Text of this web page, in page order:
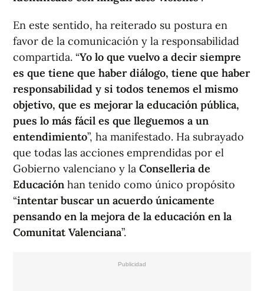
En este sentido, ha reiterado su postura en
favor de la comunicación y la responsabilidad
compartida. “Yo lo que vuelvo a decir siempre
es que tiene que haber diálogo, tiene que haber
responsabilidad y si todos tenemos el mismo
objetivo, que es mejorar la educación pública,
pues lo más fácil es que lleguemos a un
entendimiento”, ha manifestado. Ha subrayado
que todas las acciones emprendidas por el
Gobierno valenciano y la Conselleria de
Educación han tenido como único propósito
“intentar buscar un acuerdo únicamente
pensando en la mejora de la educación en la
Comunitat Valenciana”.